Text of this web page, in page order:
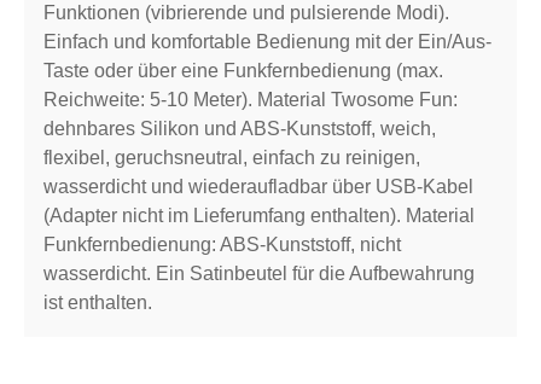
Funktionen (vibrierende und pulsierende Modi).
Einfach und komfortable Bedienung mit der Ein/Aus-
Taste oder über eine Funkfernbedienung (max.
Reichweite: 5-10 Meter). Material Twosome Fun:
dehnbares Silikon und ABS-Kunststoff, weich,
flexibel, geruchsneutral, einfach zu reinigen,
wasserdicht und wiederaufladbar über USB-Kabel
(Adapter nicht im Lieferumfang enthalten). Material
Funkfernbedienung: ABS-Kunststoff, nicht
wasserdicht. Ein Satinbeutel für die Aufbewahrung
ist enthalten.